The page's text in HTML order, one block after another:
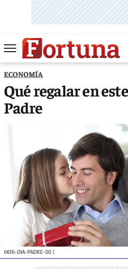
ECONOMÍA
Qué regalar en
Padre
0616-DIA-PADRE-00